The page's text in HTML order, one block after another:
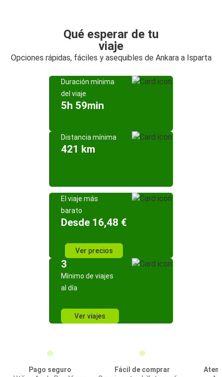
Qué esperar de tu
viaje
Opciones rápidas, fáciles y asequibles de Ankara a Isparta
Duración mínima
del viaje
5h 59min
Distancia mínima
421 km
El viaje más
barato
Desde 16,48 €
Ver precios
3
Mínimo de viajes
al día
Ver viajes
Pago seguro
Fácil de comprar